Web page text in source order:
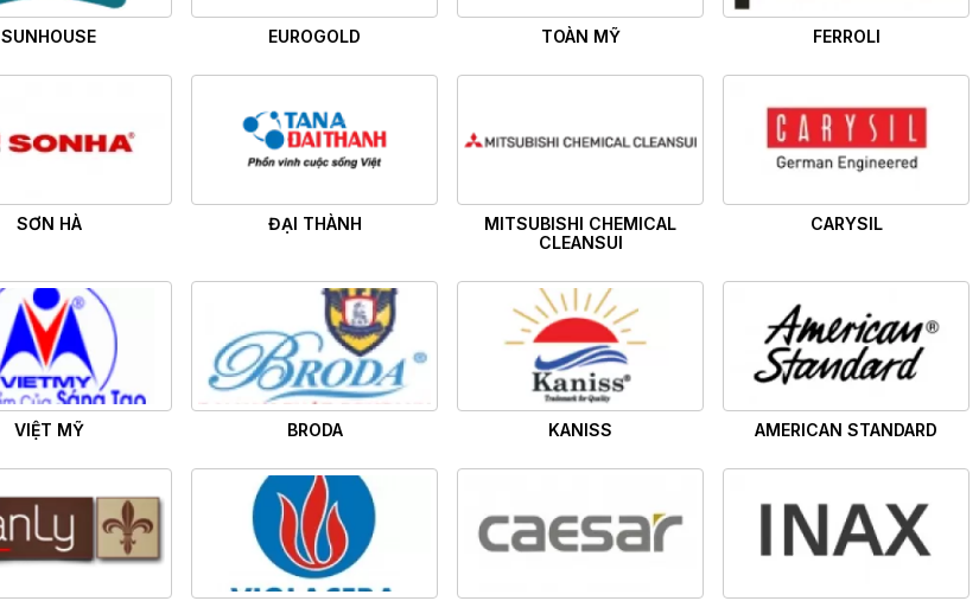
SUNHOUSE EUROGOLD TOÀN MỸ FERROLI
SƠN HÀ ĐẠI THÀNH
MITSUBISHI CHEMICAL
CLEANSUI
CARYSIL
VIỆT MỸ BRODA KANISS AMERICAN STANDARD